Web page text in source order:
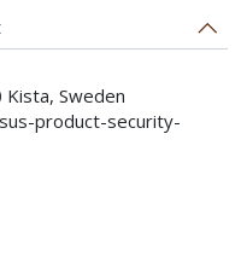
Sweden
product-security-